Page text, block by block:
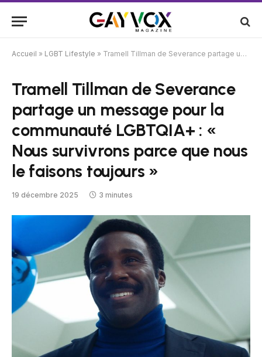
Accueil » LGBT Lifestyle » Tramell Tillman de Severance partage un message pour la communauté LGBTQIA+ : « Nous survivrons parce que nous le faisons toujours »
Tramell Tillman de Severance
partage un message pour la
communauté LGBTQIA+ : «
Nous survivrons parce que nous
le faisons toujours »
19 décembre 2025 3 minutes